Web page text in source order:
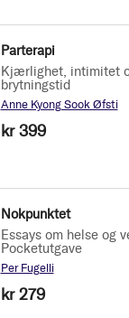
Parterapi
Kjærlighet, intimitet
brytningstid
Anne Kyong Sook Øfsti
kr 399
Nokpunktet
Essays om helse og
Pocketutgave
Per Fugelli
kr 279